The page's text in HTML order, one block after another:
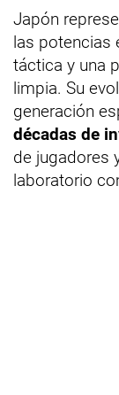
Japón
las potencias
táctica y una
limpia. Su
generación
décadas de
de jugadores
laboratorio